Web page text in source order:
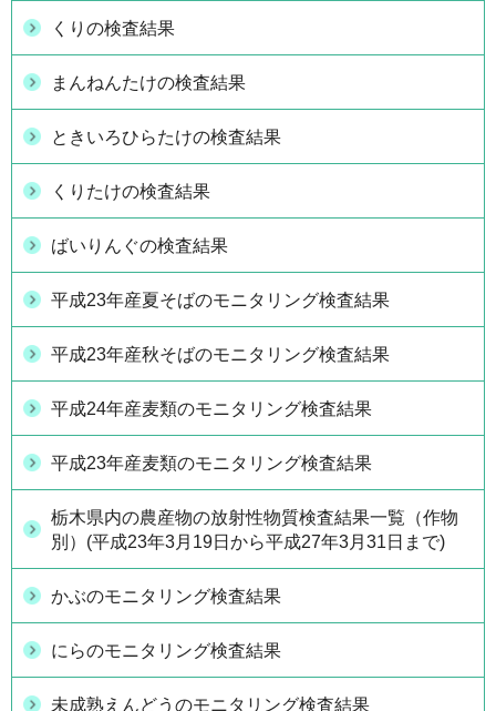
くりの検査結果
まんねんたけの検査結果
ときいろひらたけの検査結果
くりたけの検査結果
ばいりんぐの検査結果
平成23年産夏そばのモニタリング検査結果
平成23年産秋そばのモニタリング検査結果
平成24年産麦類のモニタリング検査結果
平成23年産麦類のモニタリング検査結果
栃木県内の農産物の放射性物質検査結果一覧（作物
別）(平成23年3月19日から平成27年3月31日まで)
かぶのモニタリング検査結果
にらのモニタリング検査結果
未成熟えんどうのモニタリング検査結果